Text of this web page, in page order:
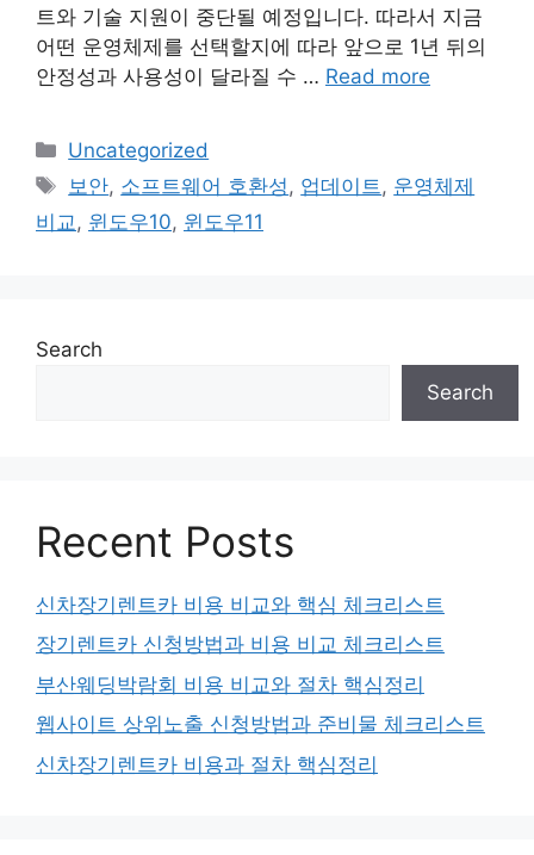
트와 기술 지원이 중단될 예정입니다. 따라서 지금
어떤 운영체제를 선택할지에 따라 앞으로 1년 뒤의
안정성과 사용성이 달라질 수 … Read more
Categories
Uncategorized
Tags
보안, 소프트웨어 호환성 , 업데이트 , 운영체제
비교 , 윈도우10, 윈도우11
Search
Search
Recent Posts
신차장기렌트카 비용 비교와 핵심 체크리스트
장기렌트카 신청방법과 비용 비교 체크리스트
부산웨딩박람회 비용 비교와 절차 핵심정리
웹사이트 상위노출 신청방법과 준비물 체크리스트
신차장기렌트카 비용과 절차 핵심정리